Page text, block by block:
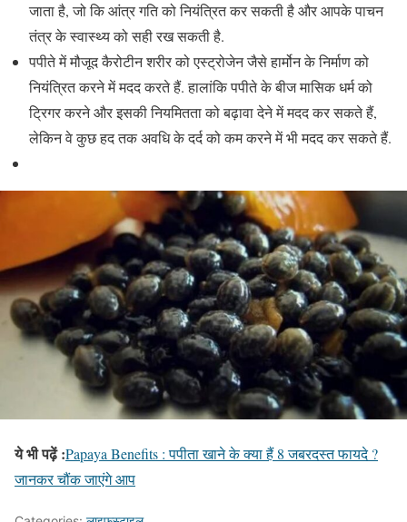
जाता है, जो कि आंत्र गति को नियंत्रित कर सकती है और आपके पाचन
तंत्र के स्वास्थ्य को सही रख सकती है.
पपीते में मौजूद कैरोटीन शरीर को एस्ट्रोजेन जैसे हार्मोन के निर्माण को
नियंत्रित करने में मदद करते हैं. हालांकि पपीते के बीज मासिक धर्म को
ट्रिगर करने और इसकी नियमितता को बढ़ावा देने में मदद कर सकते हैं,
लेकिन वे कुछ हद तक अवधि के दर्द को कम करने में भी मदद कर सकते हैं.
ये भी पढ़ें :Papaya Benefits : पपीता खाने के क्या हैं 8 जबरदस्त फायदे ?
जानकर चौंक जाएंगे आप